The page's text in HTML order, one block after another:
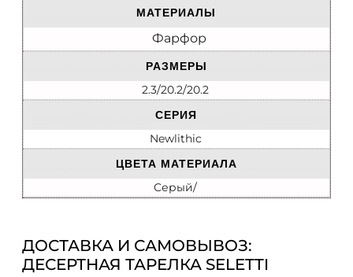
МАТЕРИАЛЫ
Фарфор
РАЗМЕРЫ
2.3/20.2/20.2
СЕРИЯ
Newlithic
ЦВЕТА МАТЕРИАЛА
Серый/
ДОСТАВКА И САМОВЫВОЗ:
ДЕСЕРТНАЯ ТАРЕЛКА SELETTI